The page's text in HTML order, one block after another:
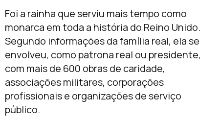
Foi a rainha que serviu mais tempo como
monarca em toda a história do Reino Unido.
Segundo informações da família real, ela se
envolveu, como patrona real ou presidente,
com mais de 600 obras de caridade,
associações militares, corporações
profissionais e organizações de serviço
público.